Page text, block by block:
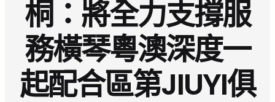
桐：將全力支撐服
務橫琴粵澳深度一
起配合區第JIUYI俱